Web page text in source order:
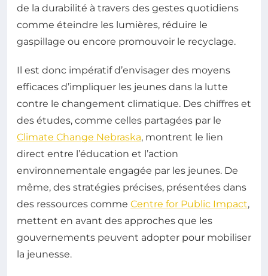
de la durabilité à travers des gestes quotidiens
comme éteindre les lumières, réduire le
gaspillage ou encore promouvoir le recyclage.
Il est donc impératif d’envisager des moyens
efficaces d’impliquer les jeunes dans la lutte
contre le changement climatique. Des chiffres et
des études, comme celles partagées par le
Climate Change Nebraska, montrent le lien
direct entre l’éducation et l’action
environnementale engagée par les jeunes. De
même, des stratégies précises, présentées dans
des ressources comme Centre for Public Impact,
mettent en avant des approches que les
gouvernements peuvent adopter pour mobiliser
la jeunesse.